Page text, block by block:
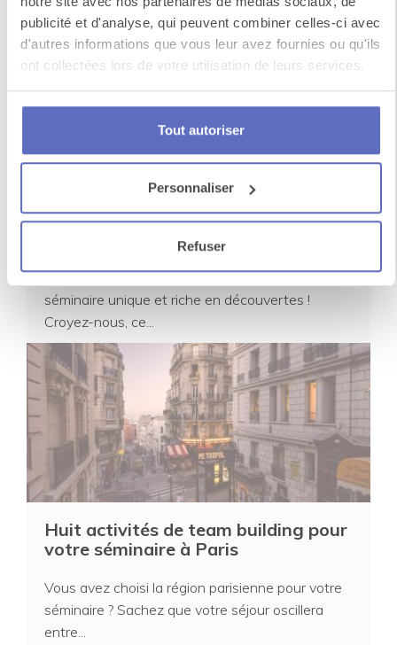
publicité et d'analyse, qui peuvent combiner celles-ci avec
d'autres informations que vous leur avez fournies ou qu'ils
ont collectées lors de votre utilisation de leurs services.
Tout autoriser
Personnaliser
Refuser
Dix lieux incontournables pour votre
séminaire à Paris
Paris et sa région vous attendent pour un
séminaire unique et riche en découvertes !
Croyez-nous, ce...
Huit activités de team building pour
votre séminaire à Paris
Vous avez choisi la région parisienne pour votre
séminaire ? Sachez que votre séjour oscillera
entre...